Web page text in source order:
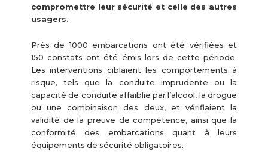
compromettre leur sécurité et celle des autres
usagers.
Près de 1000 embarcations ont été vérifiées et
150 constats ont été émis lors de cette période.
Les interventions ciblaient les comportements à
risque, tels que la conduite imprudente ou la
capacité de conduite affaiblie par l’alcool, la drogue
ou une combinaison des deux, et vérifiaient la
validité de la preuve de compétence, ainsi que la
conformité des embarcations quant à leurs
équipements de sécurité obligatoires.